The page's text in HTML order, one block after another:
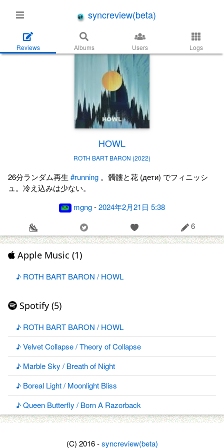
syncreview(beta)
Reviews Albums Users Logs
HOWL
ROTH BART BARON (2022)
26分ランダム再生 #running 。髑髏と花 (дети) でフィニッシ
ュ。冷え込みは少ない。
mgng-2024年2月21日 5:38
6
Apple Music (1)
♪ ROTH BART BARON / HOWL
Spotify (5)
♪ ROTH BART BARON / HOWL
♪ Velvet Collapse / Theory of Collapse
♪ Marble Sky / Breath of Night
♪ Boreal Light / Moonlight Bliss
♪ Queen Butterfly / Born A Razorback
(C) 2016 -syncreview(beta)